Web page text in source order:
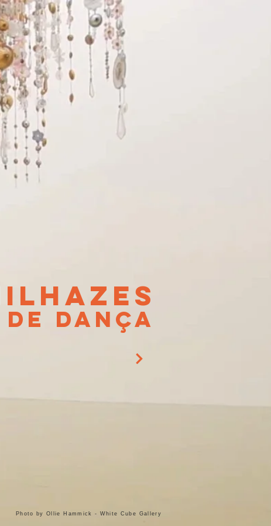
dança
Photo by Ollie Hammick - White Cube Gallery